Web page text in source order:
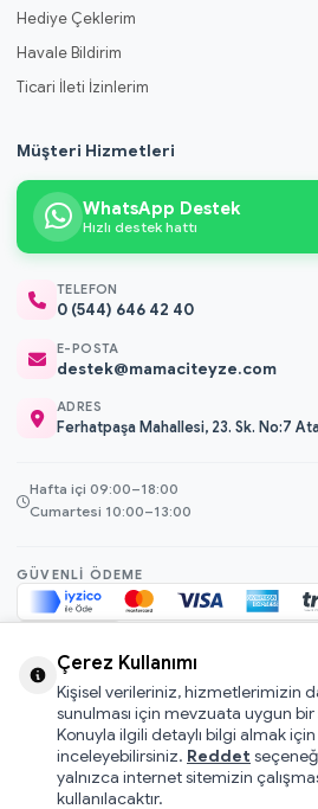
Hediye Çeklerim
Havale Bildirim
Ticari İleti İzinlerim
Müşteri Hizmetleri
WhatsApp Destek
Hızlı destek hattı
TELEFON
0 (544) 646 42 40
E-POSTA
destek@mamaciteyze.com
ADRES
Ferhatpaşa Mahallesi, 23. Sk. No:7
Hafta içi 09:00–18:00
Cumartesi 10:00–13:00
GÜVENLI ÖDEME
© 2026 Mamacı Teyze · Nurşen ve ekibi
Mesafeli Satış
Pati Puan Kazanma
Gizlilik ve Çerez
Çerez Kullanımı
Kişisel verileriniz, hizmetlerimizin
sunulması için mevzuata uygun
Konuyla ilgili detaylı bilgi almak için
inceleyebilirsiniz. Reddet
yalnızca internet sitemizin
kullanılacaktır.